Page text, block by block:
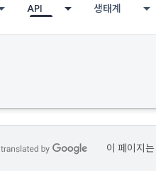
API 생태계
이 페이지는